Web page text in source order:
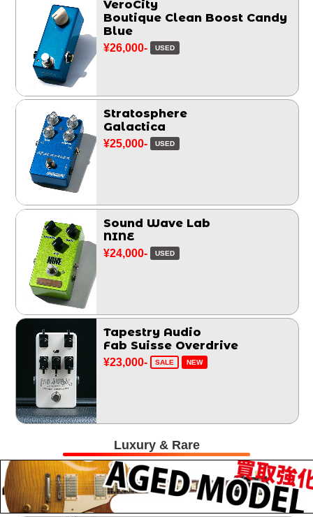
VeroCity
Boutique Clean Boost Candy
Blue
¥26,000- USED
Stratosphere
Galactica
¥25,000- USED
Sound Wave Lab
NINE
¥24,000- USED
Tapestry Audio
Fab Suisse Overdrive
¥23,000- SALE NEW
Luxury & Rare